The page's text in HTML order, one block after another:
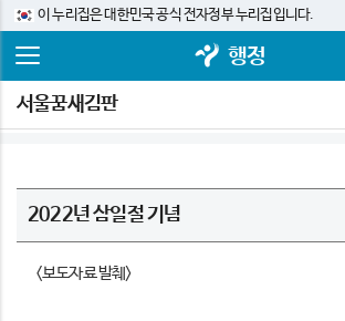
이 누리집은 대한민국 공식 전자정부 누리집입니다.
행정
서울꿈새김판
2022년 삼일절 기념
<보도자료 발췌>